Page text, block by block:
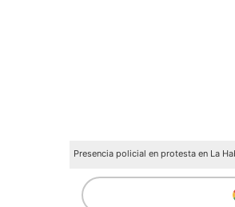
Presencia policial en protesta en La